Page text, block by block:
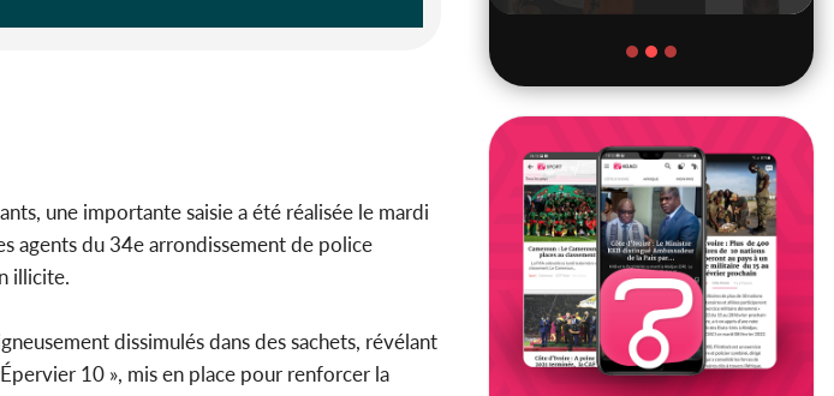
une importante saisie a été réalisée le mardi
agents du 34e arrondissement de police
illicite.
dissimulés dans des sachets, révélant
10 », mis en place pour renforcer la